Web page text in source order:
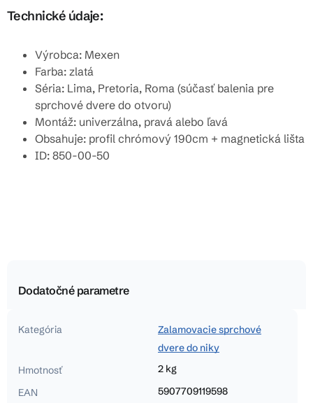
Technické údaje:
Výrobca: Mexen
Farba: zlatá
Séria: Lima, Pretoria, Roma (súčasť balenia pre
sprchové dvere do otvoru)
Montáž: univerzálna, pravá alebo ľavá
Obsahuje: profil chrómový 190cm + magnetická lišta
ID: 850-00-50
Dodatočné parametre
Kategória
Zalamovacie sprchové
dvere do niky
Hmotnosť
2 kg
EAN
5907709119598